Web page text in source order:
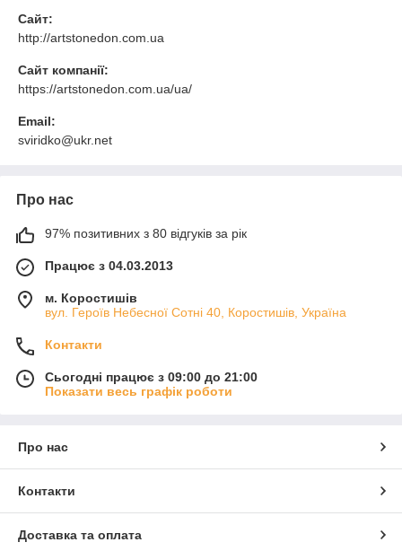
Сайт:
http://artstonedon.com.ua
Сайт компанії:
https://artstonedon.com.ua/ua/
Email:
sviridko@ukr.net
Про нас
97% позитивних з 80 відгуків за рік
Працює з 04.03.2013
м. Коростишів
вул. Героїв Небесної Сотні 40, Коростишів, Україна
Контакти
Сьогодні працює з 09:00 до 21:00
Показати весь графік роботи
Про нас
Контакти
Доставка та оплата